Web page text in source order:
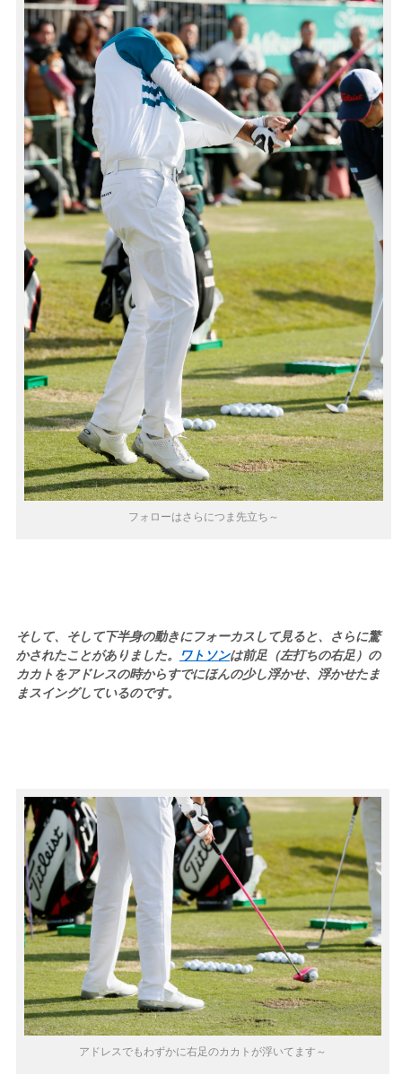
フォローはさらにつま先立ち～
そして、そして下半身の動きにフォーカスして見ると、さらに驚
かされたことがありました。
ワトソンは前足（左打ちの右足）の
カカトをアドレスの時からすでにほんの少し浮かせ、浮かせたま
まスイングしているのです。
アドレスでもわずかに右足のカカトが浮いてます～